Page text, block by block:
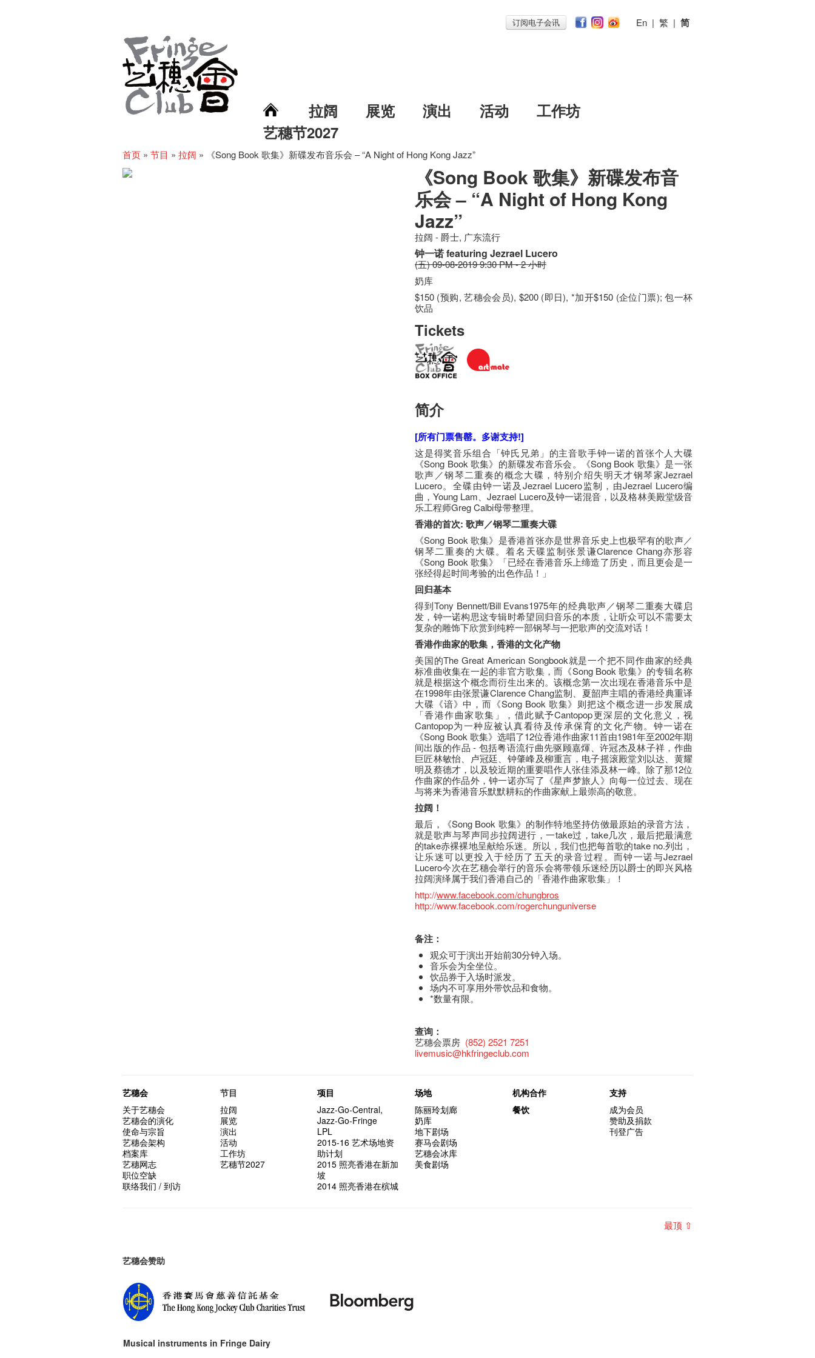
订阅电子会讯 En | 繁 | 简
拉阔 展览 演出 活动
工作坊
艺穗节2027
首页 » 节目 » 拉阔 » 《Song Book 歌集》新碟发布音乐会 – “A Night of Hong Kong Jazz”
《Song Book 歌集》新碟发布音
乐会 – “A Night of Hong Kong
Jazz”
拉阔 - 爵士, 广东流行
钟一诺 featuring Jezrael Lucero
(五) 09-08-2019 9:30 PM - 2 小时
奶库
$150 (预购, 艺穗会会员), $200 (即日), *加开$150 (企位门票); 包一杯
饮品
Tickets
简介
[所有门票售罄。多谢支持!]
这是得奖音乐组合「钟氏兄弟」的主音歌手钟一诺的首张个人大碟
《Song Book 歌集》的新碟发布音乐会。《Song Book 歌集》是一张
歌声／钢琴二重奏的概念大碟，特别介绍失明天才钢琴家Jezrael
Lucero。全碟由钟一诺及Jezrael Lucero监制，由Jezrael Lucero编
曲，Young Lam、Jezrael Lucero及钟一诺混音，以及格林美殿堂级音
乐工程师Greg Calbi母带整理。
香港的首次: 歌声／钢琴二重奏大碟
《Song Book 歌集》是香港首张亦是世界音乐史上也极罕有的歌声／
钢琴二重奏的大碟。着名天碟监制张景谦Clarence Chang亦形容
《Song Book 歌集》「已经在香港音乐上缔造了历史，而且更会是一
张经得起时间考验的出色作品！」
回归基本
得到Tony Bennett/Bill Evans1975年的经典歌声／钢琴二重奏大碟启
发，钟一诺构思这专辑时希望回归音乐的本质，让听众可以不需要太
复杂的雕饰下欣赏到纯粹一部钢琴与一把歌声的交流对话！
香港作曲家的歌集，香港的文化产物
美国的The Great American Songbook就是一个把不同作曲家的经典
标准曲收集在一起的非官方歌集，而《Song Book 歌集》的专辑名称
就是根据这个概念而衍生出来的。该概念第一次出现在香港音乐中是
在1998年由张景谦Clarence Chang监制、夏韶声主唱的香港经典重译
大碟《谙》中，而《Song Book 歌集》则把这个概念进一步发展成
「香港作曲家歌集」，借此赋予Cantopop更深层的文化意义，视
Cantopop为一种应被认真看待及传承保育的文化产物。钟一诺在
《Song Book 歌集》选唱了12位香港作曲家11首由1981年至2002年期
间出版的作品 - 包括粤语流行曲先驱顾嘉煇、许冠杰及林子祥，作曲
巨匠林敏怡、卢冠廷、钟肇峰及柳重言，电子摇滚殿堂刘以达、黄耀
明及蔡德才，以及较近期的重要唱作人张佳添及林一峰。除了那12位
作曲家的作品外，钟一诺亦写了《星声梦旅人》向每一位过去、现在
与将来为香港音乐默默耕耘的作曲家献上最崇高的敬意。
拉阔！
最后，《Song Book 歌集》的制作特地坚持仿傚最原始的录音方法，
就是歌声与琴声同步拉阔进行，一take过，take几次，最后把最满意
的take赤裸裸地呈献给乐迷。所以，我们也把每首歌的take no.列出，
让乐迷可以更投入于经历了五天的录音过程。而钟一诺与Jezrael
Lucero今次在艺穗会举行的音乐会将带领乐迷经历以爵士的即兴风格
拉阔演绎属于我们香港自己的「香港作曲家歌集」！
http://www.facebook.com/chungbros
http://www.facebook.com/rogerchunguniverse
备注：
观众可于演出开始前30分钟入场。
音乐会为全坐位。
饮品券于入场时派发。
场内不可享用外带饮品和食物。
*数量有限。
查询：
艺穗会票房 (852) 2521 7251
livemusic@hkfringeclub.com
艺穗会
关于艺穗会
艺穗会的演化
使命与宗旨
艺穗会架构
档案库
艺穗网志
职位空缺
联络我们 / 到访
节目
拉阔
展览
演出
活动
工作坊
艺穗节2027
项目
Jazz-Go-Central,
Jazz-Go-Fringe
LPL
2015-16 艺术场地资
助计划
2015 照亮香港在新加
坡
2014 照亮香港在槟城
场地
陈丽玲划廊
奶库
地下剧场
赛马会剧场
艺穗会冰库
美食剧场
机构合作
餐饮
支持
成为会员
赞助及捐款
刊登广告
最顶 ⇧
艺穗会赞助
Musical instruments in Fringe Dairy